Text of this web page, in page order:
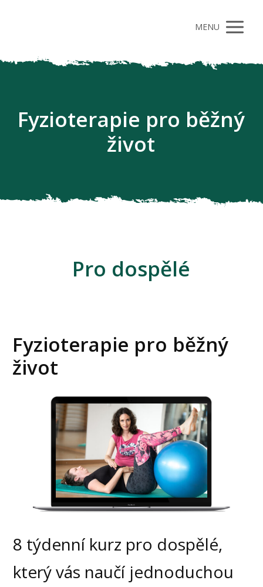
MENU
Fyzioterapie pro běžný
život
Pro dospělé
Fyzioterapie pro běžný
život
8 týdenní kurz pro dospělé,
který vás naučí jednoduchou